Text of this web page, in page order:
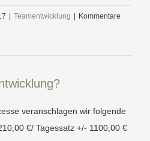
Teamentwicklung
Kommentare
veranschlagen wir folgende
€/ Tagessatz +/- 1100,00 €